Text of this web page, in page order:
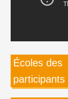
Écoles des
participants